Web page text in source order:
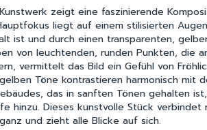
zeigt eine faszinierende
liegt auf einem stilisierten
ist und durch einen transparenten,
von leuchtenden, runden Punkten, die
vermittelt das Bild ein Gefühl von
Töne kontrastieren harmonisch mit
das in sanften Tönen gehalten
hinzu. Dieses kunstvolle Stück verbindet
und zieht alle Blicke auf sich.